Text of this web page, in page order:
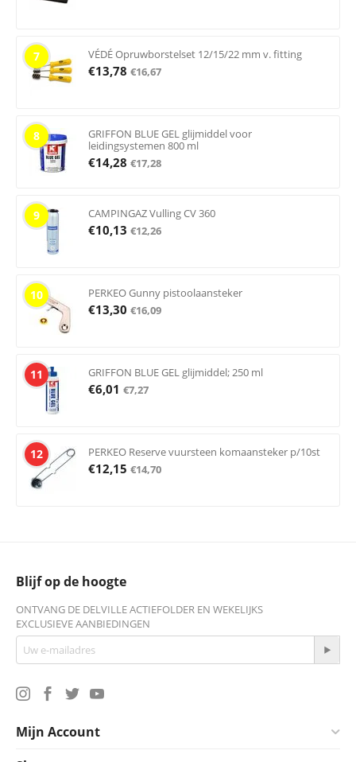
7 VÉDÉ Opruwborstelset 12/15/22 mm v. fitting
€13,78 €16,67
8
GRIFFON BLUE GEL glijmiddel voor
leidingsystemen 800 ml
€14,28 €17,28
9 CAMPINGAZ Vulling CV 360
€10,13 €12,26
10 PERKEO Gunny pistoolaansteker
€13,30 €16,09
11 GRIFFON BLUE GEL glijmiddel; 250 ml
€6,01 €7,27
12 PERKEO Reserve vuursteen komaansteker p/10st
€12,15 €14,70
Blijf op de hoogte
ONTVANG DE DELVILLE ACTIEFOLDER EN WEKELIJKS
EXCLUSIEVE AANBIEDINGEN
Mijn Account